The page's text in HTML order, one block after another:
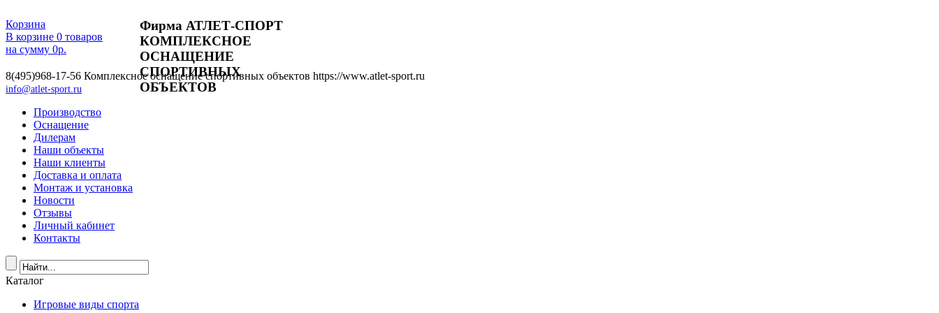
Фирма АТЛЕТ-СПОРТ
КОМПЛЕКСНОЕ
ОСНАЩЕНИЕ
СПОРТИВНЫХ
ОБЪЕКТОВ
Корзина
В корзине 0 товаров
на сумму 0р.
8(495)968-17-56 Комплексное оснащение спортивных объектов https://www.atlet-sport.ru
info@atlet-sport.ru
Производство
Оснащение
Дилерам
Наши объекты
Наши клиенты
Доставка и оплата
Монтаж и установка
Новости
Отзывы
Личный кабинет
Контакты
Каталог
Игровые виды спорта